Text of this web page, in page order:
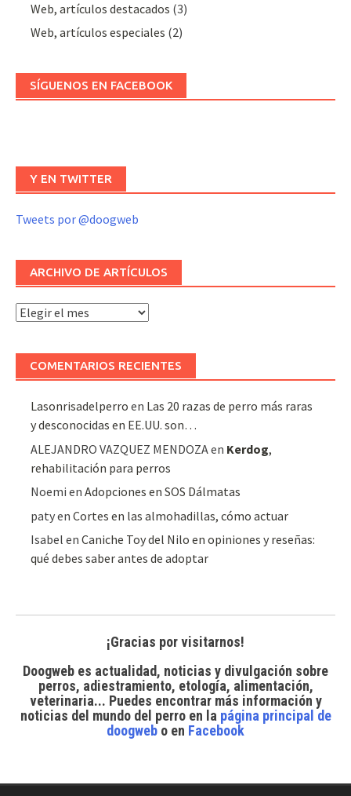
Web, artículos destacados (3)
Web, artículos especiales (2)
SÍGUENOS EN FACEBOOK
Y EN TWITTER
Tweets por @doogweb
ARCHIVO DE ARTÍCULOS
Archivo
artículos
COMENTARIOS RECIENTES
Lasonrisadelperro en Las 20 razas de perro más raras
y desconocidas en EE.UU. son…
ALEJANDRO VAZQUEZ MENDOZAen Kerdog,
rehabilitación para perros
Noemi enAdopciones en SOS Dálmatas
patyenCortes en las almohadillas, cómo actuar
Isabel enCaniche Toy del Nilo en opiniones y reseñas:
qué debes saber antes de adoptar
¡Gracias por visitarnos!
Doogweb es actualidad, noticias y divulgación sobre
perros, adiestramiento, etología, alimentación,
veterinaria... Puedes encontrar más información y
noticias del mundo del perroen la página principal de
doogweb o en Facebook